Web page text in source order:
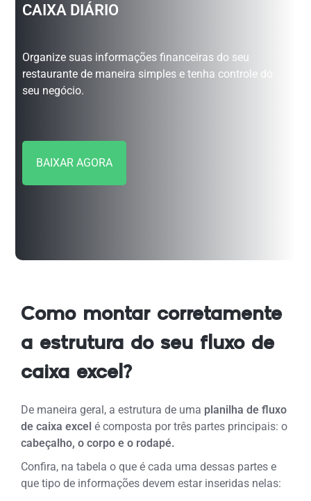
CAIXA DIÁRIO
Organize suas informações financeiras do seu
restaurante de maneira simples e tenha controle do
seu negócio.
BAIXAR AGORA
Como montar corretamente
a estrutura do seu fluxo de
caixa excel?
De maneira geral, a estrutura de uma planilha de fluxo
de caixa excel é composta por três partes principais: o
cabeçalho, o corpo e o rodapé.
Confira, na tabela o que é cada uma dessas partes e
que tipo de informações devem estar inseridas nelas: